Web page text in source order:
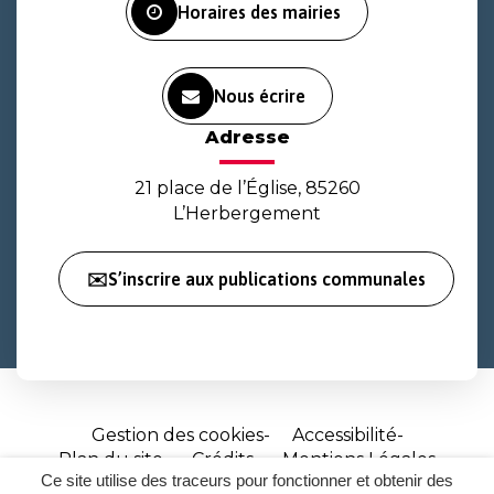
Ce site utilise des traceurs pour fonctionner et obtenir des
Horaires des mairies
Nous écrire
Adresse
21 place de l’Église, 85260
L’Herbergement
✉️S’inscrire aux publications communales
Gestion des cookies
Accessibilité
Plan du site
Crédits
Mentions Légales